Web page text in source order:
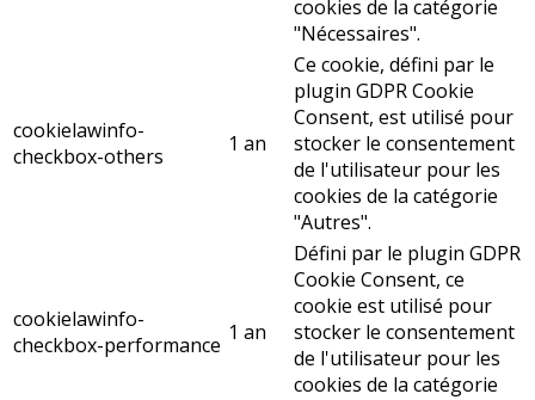
cookies de la catégorie
"Nécessaires".
cookielawinfo-
checkbox-others
1 an
Ce cookie, défini par le
plugin GDPR Cookie
Consent, est utilisé pour
stocker le consentement
de l'utilisateur pour les
cookies de la catégorie
"Autres".
cookielawinfo-
checkbox-performance 1 an
Défini par le plugin GDPR
Cookie Consent, ce
cookie est utilisé pour
stocker le consentement
de l'utilisateur pour les
cookies de la catégorie